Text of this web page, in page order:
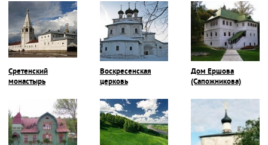
Сретенский
монастырь
Воскресенская
церковь
Дом Ершова
(Сапожникова)